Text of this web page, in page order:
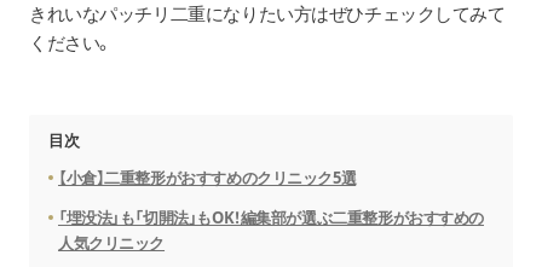
きれいなパッチリ二重になりたい方はぜひチェックしてみて
ください。
目次
【小倉】二重整形がおすすめのクリニック5選
「埋没法」も「切開法」もOK！編集部が選ぶ二重整形がおすすめの
人気クリニック